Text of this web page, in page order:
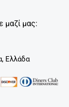
μαζί μας:
Ελλάδα